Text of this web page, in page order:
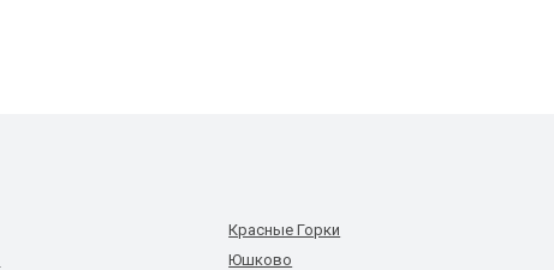
Красные Горки
Юшково